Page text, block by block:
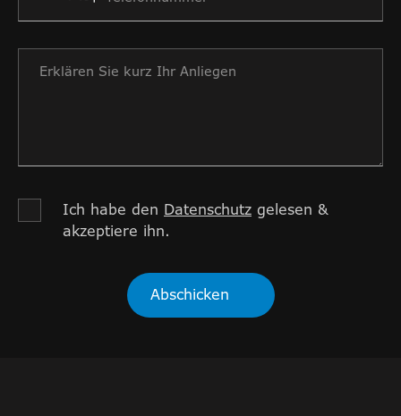
Ich habe den Datenschutz gelesen &
akzeptiere ihn.